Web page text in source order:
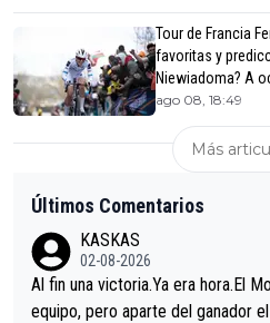
Tour de Francia
favoritas y
Niewiadoma? A
ago 08, 18:49
Más
Últimos Comentarios
KASKAS
02-08-2026
Al fin una victoria.Ya era hora.El
equipo, pero aparte del ganador